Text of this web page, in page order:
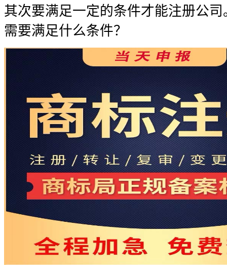
其次要满足一定的条件才能注册公
需要满足什么条件？